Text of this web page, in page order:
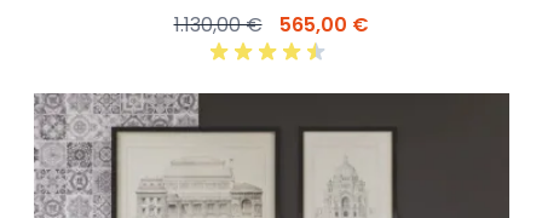
1.130,00 € 565,00 €